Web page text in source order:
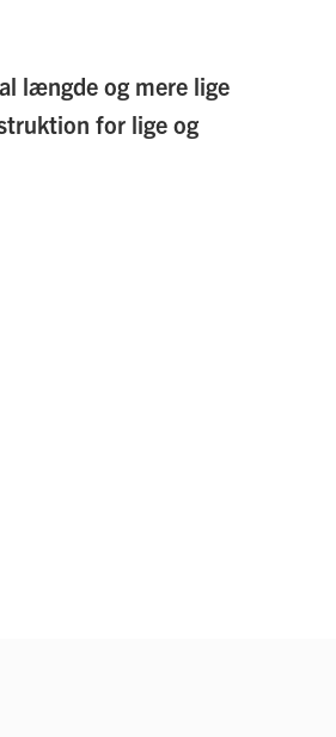
længde og mere lige
for lige og